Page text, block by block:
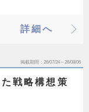
詳細へ
掲載期間 26/07/24～26/08/06
戦略構想策